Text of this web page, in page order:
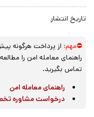
تاریخ انتشار
⛔مهم: از پرداخت هرگونه
راهنمای معامله امن را
تماس بگیرید.
راهنمای معامله امن
درخواست مشاوره